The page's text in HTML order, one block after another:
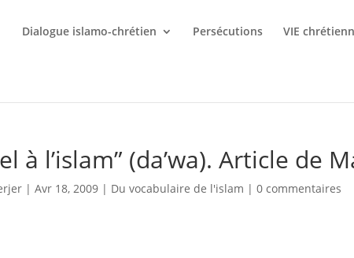
Dialogue islamo-chrétien Persécutions VIE
à l’islam” (da’wa). Article de
| Avr 18, 2009| Du vocabulaire de l'islam | 0 commentaires